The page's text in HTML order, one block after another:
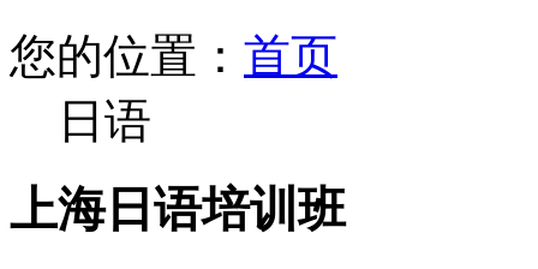
您的位置： 首页
日语
上海日语培训班